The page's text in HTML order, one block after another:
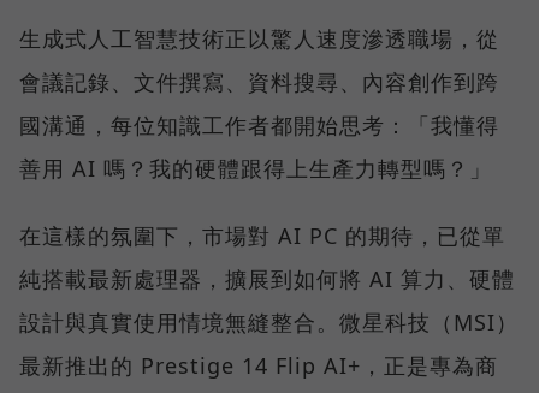
生成式人工智慧技術正以驚人速度滲透職場，從
會議記錄、文件撰寫、資料搜尋、內容創作到跨
國溝通，每位知識工作者都開始思考：「我懂得
善用 AI 嗎？我的硬體跟得上生產力轉型嗎？」
在這樣的氛圍下，市場對 AI PC 的期待，已從單
純搭載最新處理器，擴展到如何將 AI 算力、硬體
設計與真實使用情境無縫整合。微星科技（MSI）
最新推出的 Prestige 14 Flip AI+，正是專為商